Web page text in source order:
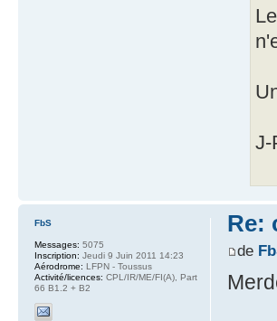
J-
Re:
de
FbS
Messages: 5075
Inscription: Jeudi 9 Juin 2011 14:23
Aérodrome: LFPN - Toussus
Activité/licences: CPL/IR/ME/FI(A), Part
66 B1.2 + B2